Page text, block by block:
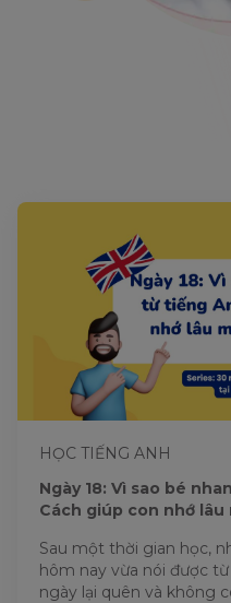
HỌC TIẾNG ANH
Ngày 18: Vì sao bé
Cách giúp con nhớ
Sau một thời gian học,
hôm nay vừa nói được
ngày lại quên và không